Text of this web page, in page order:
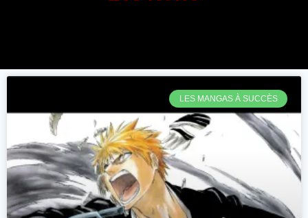
LES MANGAS À SUCCÈS